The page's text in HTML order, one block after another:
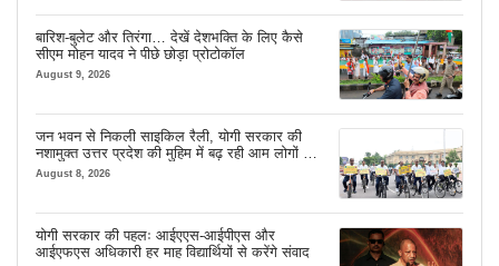
बारिश-बुलेट और तिरंगा… देखें देशभक्ति के लिए कैसे
सीएम मोहन यादव ने पीछे छोड़ा प्रोटोकॉल
August 9, 2026
जन भवन से निकली साइकिल रैली, योगी सरकार की
नशामुक्त उत्तर प्रदेश की मुहिम में बढ़ रही आम लोगों की
भागीदारी
August 8, 2026
योगी सरकार की पहलः आईएएस-आईपीएस और
आईएफएस अधिकारी हर माह विद्यार्थियों से करेंगे संवाद